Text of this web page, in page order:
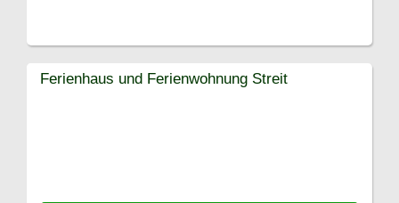
Ferienhaus und Ferienwohnung Streit